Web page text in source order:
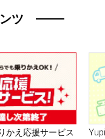
ツ
かえ応援サービス